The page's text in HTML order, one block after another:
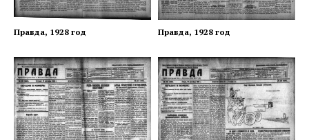
Правда, 1928 год Правда, 1928 год